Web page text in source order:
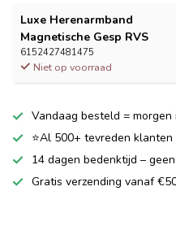
Luxe Herenarmband
Magnetische Gesp RVS
6152427481475
Niet op voorraad
Vandaag besteld = morgen
⭐Al 500+ tevreden
14 dagen bedenktijd –
Gratis verzending vanaf